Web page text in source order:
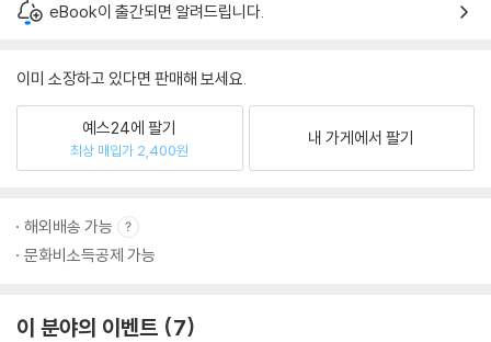
eBook이 출간되면 알려드립니다.
이미 소장하고 있다면 판매해 보세요.
예스24에 팔기
최상 매입가 2,400원
내 가게에서 팔기
해외배송 가능
문화비소득공제 가능
이 분야의 이벤트 7